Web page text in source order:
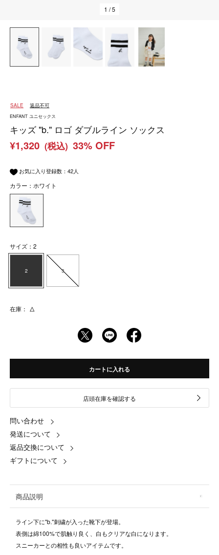
1 / 5
SALE 返品不可
ENFANT ユニセックス
キッズ "b." ロゴ ダブルライン ソックス
¥1,320 (税込) 33% OFF
お気に入り登録数： 42人
カラー：ホワイト
サイズ：2
2 3
在庫： △
カートに入れる
店頭在庫を確認する
問い合わせ
発送について
返品交換について
ギフトについて
商品説明
ライン下に"b."刺繍が入った靴下が登場。
表側は綿100%で肌触り良く、白もクリアな白になります。
スニーカーとの相性も良いアイテムです。